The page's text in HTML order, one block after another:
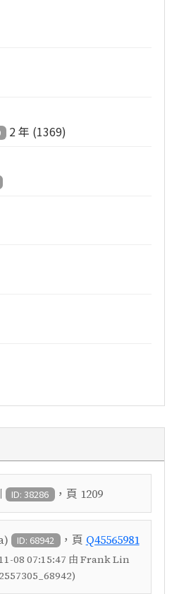
2 年 (1369)
ID: 38286 ，頁 1209
ID: 68942 ，頁 Q45565981
08 07:15:47 由 Frank Lin